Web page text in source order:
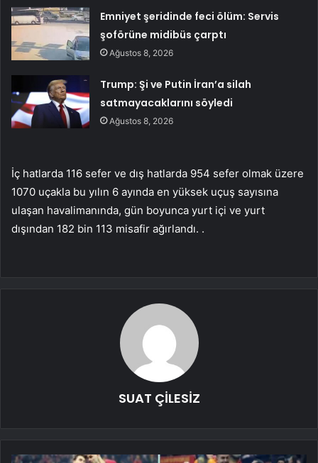
Emniyet şeridinde feci ölüm: Servis
şoförüne midibüs çarptı
Ağustos 8, 2026
Trump: Şi ve Putin İran’a silah
satmayacaklarını söyledi
Ağustos 8, 2026
İç hatlarda 116 sefer ve dış hatlarda 954 sefer olmak üzere
1070 uçakla bu yılın 6 ayında en yüksek uçuş sayısına
ulaşan havalimanında, gün boyunca yurt içi ve yurt
dışından 182 bin 113 misafir ağırlandı. .
SUAT ÇİLESİZ